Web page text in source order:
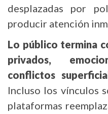
desplazadas por
producir atención
Lo público termina
privados,
conflictos
Incluso los vínculos
plataformas